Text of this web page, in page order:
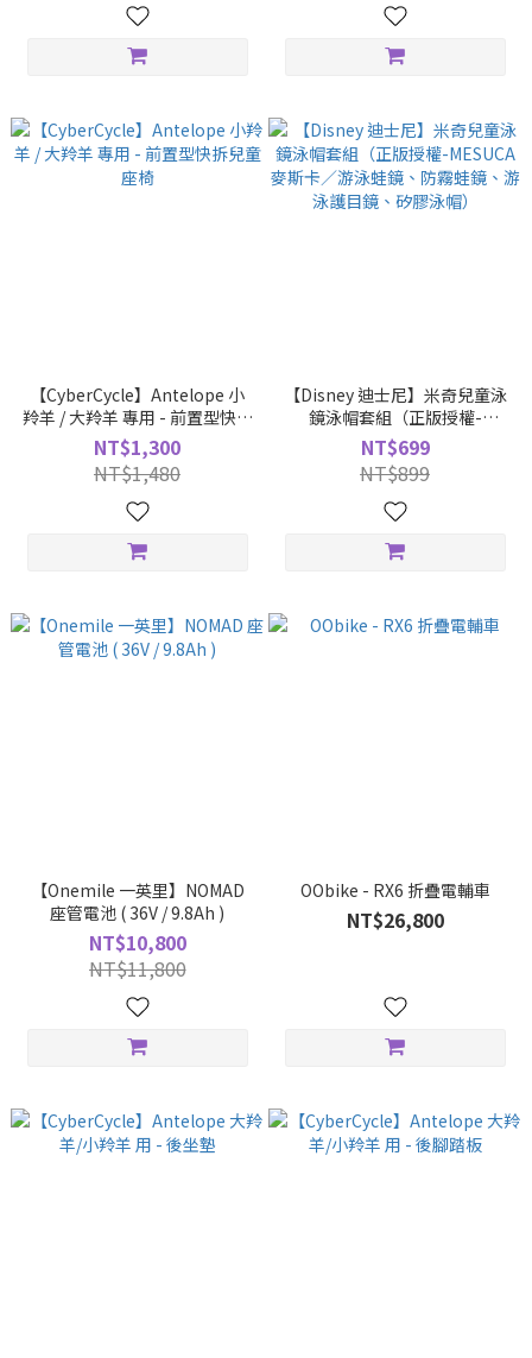
【CyberCycle】Antelope 小
羚羊 / 大羚羊 專用 - 前置型快拆
兒童座椅
NT$1,300
NT$1,480
【Disney 迪士尼】米奇兒童泳
鏡泳帽套組（正版授權-
MESUCA麥斯卡／游泳蛙鏡、
防霧蛙鏡、游泳護目鏡、矽膠
泳帽）
NT$699
NT$899
【Onemile 一英里】NOMAD
座管電池 ( 36V / 9.8Ah )
NT$10,800
NT$11,800
OObike - RX6 折疊電輔車
NT$26,800